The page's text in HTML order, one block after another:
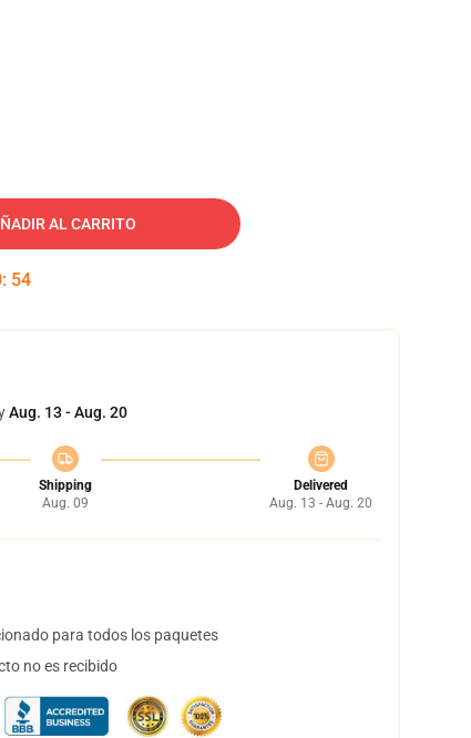
AL CARRITO
: 53
Aug. 13 - Aug. 20
Shipping
Aug. 09
Delivered
Aug. 13 - Aug. 20
para todos los paquetes
no es recibido